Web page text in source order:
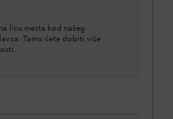
licu mesta kod našeg
Tamo ćete dobiti više